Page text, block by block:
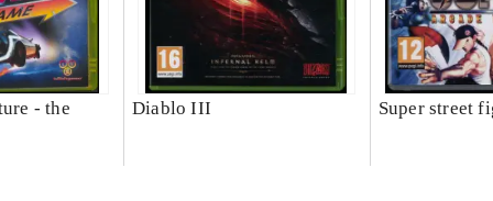
- the Diablo III Super street